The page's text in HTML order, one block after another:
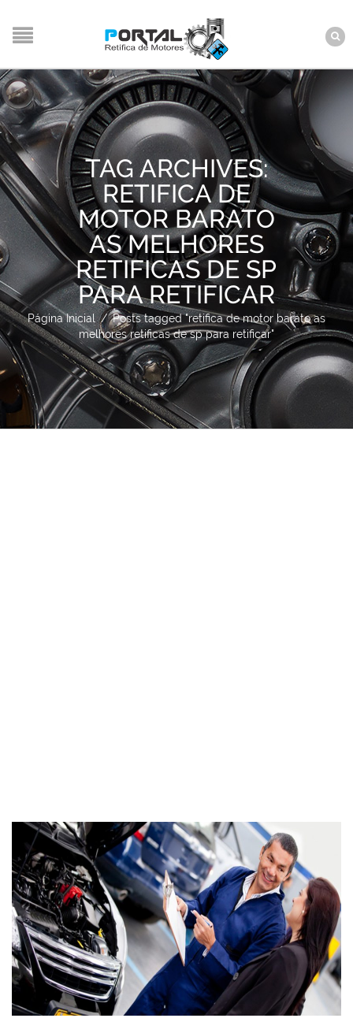
TAG ARCHIVES:
RETIFICA DE
MOTOR BARATO
AS MELHORES
RETIFICAS DE SP
PARA RETIFICAR
Página Inicial / Posts tagged "retifica de motor barato as
melhores retificas de sp para retificar"